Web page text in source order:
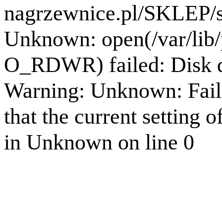
nagrzewnice.pl/
Unknown: open(/var/
O_RDWR) failed: Disk
Warning: Unknown:
that the current setting
in Unknown on line 0